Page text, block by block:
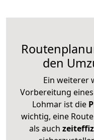
den
Ein weiterer
Vorbereitung
Lohmar ist die
wichtig, eine
als auch